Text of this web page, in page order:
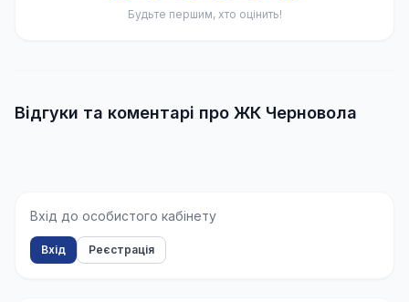
Будьте першим, хто оцінить!
Відгуки та коментарі про ЖК Черновола
Вхід до особистого кабінету
Вхід Реєстрація